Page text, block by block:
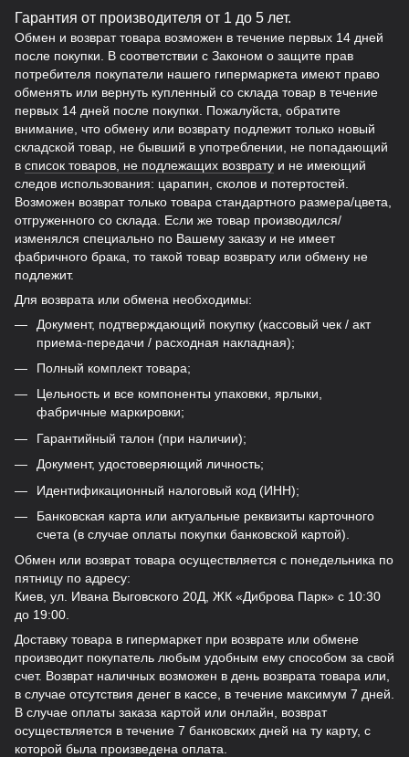
Гарантия от производителя от 1 до 5 лет.
Обмен и возврат товара возможен в течение первых 14 дней
после покупки. В соответствии с Законом о защите прав
потребителя покупатели нашего гипермаркета имеют право
обменять или вернуть купленный со склада товар в течение
первых 14 дней после покупки. Пожалуйста, обратите
внимание, что обмену или возврату подлежит только новый
складской товар, не бывший в употреблении, не попадающий
в список товаров, не подлежащих возврату и не имеющий
следов использования: царапин, сколов и потертостей.
Возможен возврат только товара стандартного размера/цвета,
отгруженного со склада. Если же товар производился/
изменялся специально по Вашему заказу и не имеет
фабричного брака, то такой товар возврату или обмену не
подлежит.
Для возврата или обмена необходимы:
Документ, подтверждающий покупку (кассовый чек / акт
приема-передачи / расходная накладная);
Полный комплект товара;
Цельность и все компоненты упаковки, ярлыки,
фабричные маркировки;
Гарантийный талон (при наличии);
Документ, удостоверяющий личность;
Идентификационный налоговый код (ИНН);
Банковская карта или актуальные реквизиты карточного
счета (в случае оплаты покупки банковской картой).
Обмен или возврат товара осуществляется с понедельника по
пятницу по адресу:
Киев, ул. Ивана Выговского 20Д, ЖК «Диброва Парк» с 10:30
до 19:00.
Доставку товара в гипермаркет при возврате или обмене
производит покупатель любым удобным ему способом за свой
счет. Возврат наличных возможен в день возврата товара или,
в случае отсутствия денег в кассе, в течение максимум 7 дней.
В случае оплаты заказа картой или онлайн, возврат
осуществляется в течение 7 банковских дней на ту карту, с
которой была произведена оплата.